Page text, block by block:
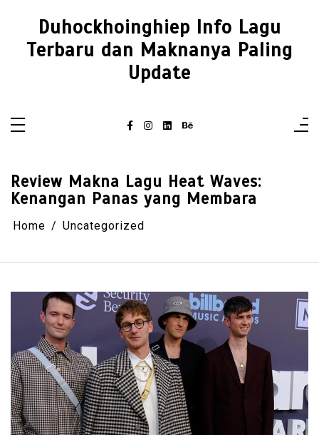
Duhockhoinghiep Info Lagu
Terbaru dan Maknanya Paling
Update
Review Makna Lagu Heat Waves:
Kenangan Panas yang Membara
Home Uncategorized